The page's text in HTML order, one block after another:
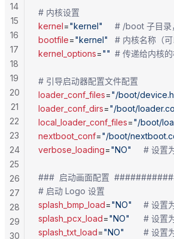
# 内核设置
kernel="kernel"
# /boot 子目
bootfile="kernel"
# 内核名称（
kernel_options=""
# 传递给内核
# 引导启动器配置文件配置
loader_conf_files="/boot/
loader_conf_dirs="/boot/
local_loader_conf_files="/boot/
nextboot_conf="/boot/
verbose_loading="NO"
# 设
###  启动画面配置
# 启动 Logo 设置
splash_bmp_load="NO"
# 设
splash_pcx_load="NO"
# 设
splash_txt_load="NO"
# 设
14
15
16
17
18
19
20
21
22
23
24
25
26
27
28
29
30